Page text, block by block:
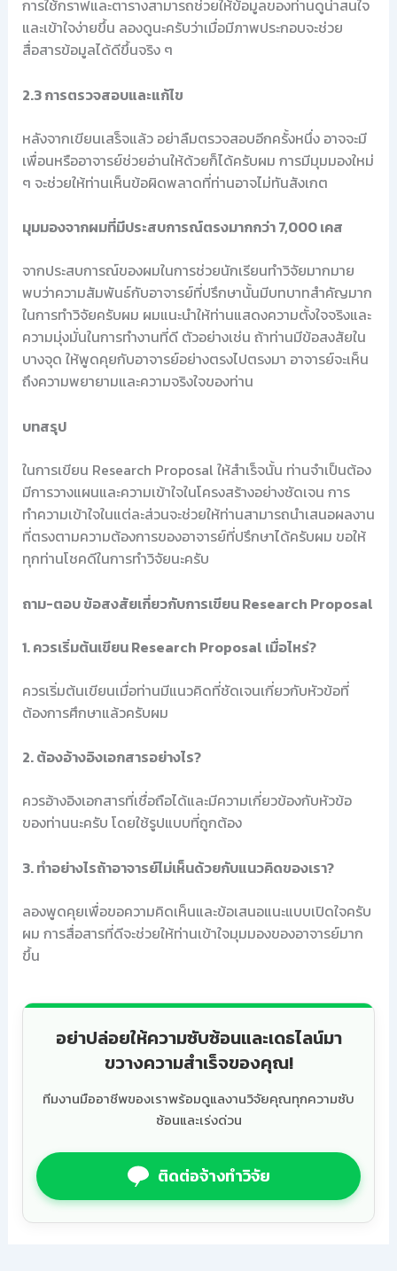
การใช้กราฟและตารางสามารถช่วยให้ข้อมูลของท่านดูน่าสนใจ
และเข้าใจง่ายขึ้น ลองดูนะครับว่าเมื่อมีภาพประกอบจะช่วย
สื่อสารข้อมูลได้ดีขึ้นจริง ๆ
2.3 การตรวจสอบและแก้ไข
หลังจากเขียนเสร็จแล้ว อย่าลืมตรวจสอบอีกครั้งหนึ่ง อาจจะมี
เพื่อนหรืออาจารย์ช่วยอ่านให้ด้วยก็ได้ครับผม การมีมุมมองใหม่
ๆ จะช่วยให้ท่านเห็นข้อผิดพลาดที่ท่านอาจไม่ทันสังเกต
มุมมองจากผมที่มีประสบการณ์ตรงมากกว่า 7,000 เคส
จากประสบการณ์ของผมในการช่วยนักเรียนทำวิจัยมากมาย
พบว่าความสัมพันธ์กับอาจารย์ที่ปรึกษานั้นมีบทบาทสำคัญมาก
ในการทำวิจัยครับผม ผมแนะนำให้ท่านแสดงความตั้งใจจริงและ
ความมุ่งมั่นในการทำงานที่ดี ตัวอย่างเช่น ถ้าท่านมีข้อสงสัยใน
บางจุด ให้พูดคุยกับอาจารย์อย่างตรงไปตรงมา อาจารย์จะเห็น
ถึงความพยายามและความจริงใจของท่าน
บทสรุป
ในการเขียน Research Proposal ให้สำเร็จนั้น ท่านจำเป็นต้อง
มีการวางแผนและความเข้าใจในโครงสร้างอย่างชัดเจน การ
ทำความเข้าใจในแต่ละส่วนจะช่วยให้ท่านสามารถนำเสนอผลงาน
ที่ตรงตามความต้องการของอาจารย์ที่ปรึกษาได้ครับผม ขอให้
ทุกท่านโชคดีในการทำวิจัยนะครับ
ถาม-ตอบ ข้อสงสัยเกี่ยวกับการเขียน Research Proposal
1. ควรเริ่มต้นเขียน Research Proposal เมื่อไหร่?
ควรเริ่มต้นเขียนเมื่อท่านมีแนวคิดที่ชัดเจนเกี่ยวกับหัวข้อที่
ต้องการศึกษาแล้วครับผม
2. ต้องอ้างอิงเอกสารอย่างไร?
ควรอ้างอิงเอกสารที่เชื่อถือได้และมีความเกี่ยวข้องกับหัวข้อ
ของท่านนะครับ โดยใช้รูปแบบที่ถูกต้อง
3. ทำอย่างไรถ้าอาจารย์ไม่เห็นด้วยกับแนวคิดของเรา?
ลองพูดคุยเพื่อขอความคิดเห็นและข้อเสนอแนะแบบเปิดใจครับ
ผม การสื่อสารที่ดีจะช่วยให้ท่านเข้าใจมุมมองของอาจารย์มาก
ขึ้น
อย่าปล่อยให้ความซับซ้อนและเดธไลน์มา
ขวางความสำเร็จของคุณ!
ทีมงานมืออาชีพของเราพร้อมดูแลงานวิจัยคุณทุกความซับ
ซ้อนและเร่งด่วน
ติดต่อจ้างทำวิจัย